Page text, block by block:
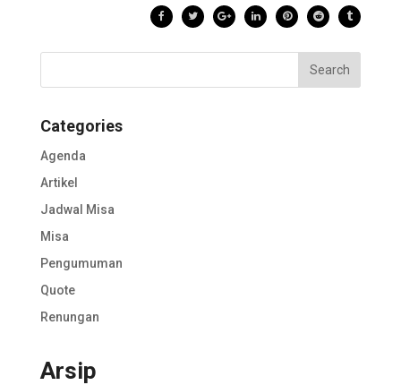
Categories
Agenda
Artikel
Jadwal Misa
Misa
Pengumuman
Quote
Renungan
Arsip